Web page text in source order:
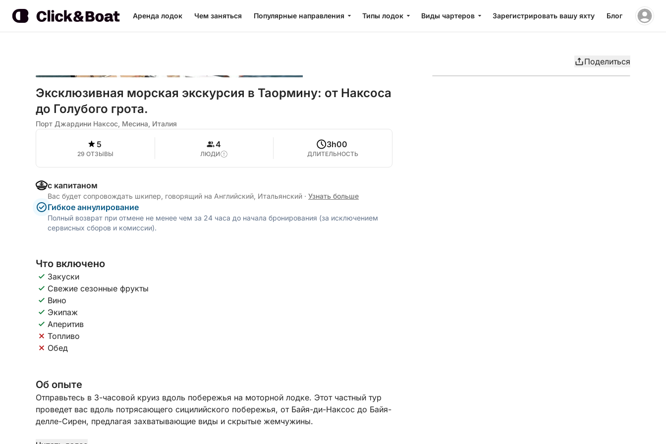
Аренда лодок Чем заняться Популярные направления Типы лодок Виды чартеров Зарегистрировать вашу яхту Блог
Поделиться
Эксклюзивная морская экскурсия в Таормину: от Наксоса
до Голубого грота.
Порт Джардини Наксос, Месина, Италия
5
29 ОТЗЫВЫ
4
ЛЮДИ
3h00
ДЛИТЕЛЬНОСТЬ
с капитаном
Вас будет сопровождать шкипер, говорящий на Английский, Итальянский · Узнать больше
Гибкое аннулирование
Полный возврат при отмене не менее чем за 24 часа до начала бронирования (за исключением
сервисных сборов и комиссии).
Что включено
Закуски
Свежие сезонные фрукты
Вино
Экипаж
Аперитив
Топливо
Обед
Об опыте
Отправьтесь в 3-часовой круиз вдоль побережья на моторной лодке. Этот частный тур
проведет вас вдоль потрясающего сицилийского побережья, от Байя-ди-Наксос до Байя-
делле-Сирен, предлагая захватывающие виды и скрытые жемчужины.